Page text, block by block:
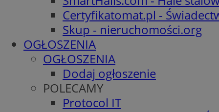
Certyfikatomat.pl -
Skup - nieruchomości.org
OGŁOSZENIA
OGŁOSZENIA
Dodaj ogłoszenie
POLECAMY
Protocol IT